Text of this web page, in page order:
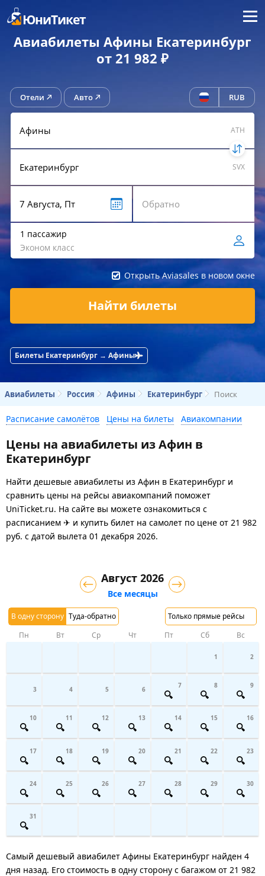
ЮниТикет Меню
Авиабилеты Афины Екатеринбург
от 21 982 ₽
Отели Авто RUB
ATH
SVX
1 пассажир
Эконом класс
Открыть Aviasales в новом окне
Найти билеты
Билеты Екатеринбург → Афины
Авиабилеты Россия Афины Екатеринбург Поиск
Расписание самолётов Цены на билеты Авиакомпании
Цены на авиабилеты из Афин в
Екатеринбург
Найти дешевые авиабилеты из Афин в Екатеринбург и
сравнить цены на рейсы авиакомпаний поможет
UniTicket.ru. На сайте вы можете ознакомиться с
расписанием ✈ и купить билет на самолет по цене от 21 982
руб. с датой вылета 01 декабря 2026.
В одну сторону Туда-обратно Только прямые рейсы
Август 2026
Все месяцы
Пн Вт Ср Чт Пт Сб Вс
1 2
3 4 5 6 7 8 9
10 11 12 13 14 15 16
17 18 19 20 21 22 23
24 25 26 27 28 29 30
31
Самый дешевый авиабилет Афины Екатеринбург найден 4
дня назад. Его стоимость в одну сторону с багажом от 21 982